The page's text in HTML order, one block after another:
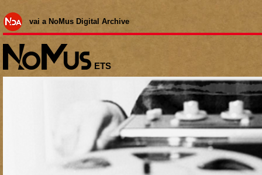
vai a NoMus Digital Archive
ETS